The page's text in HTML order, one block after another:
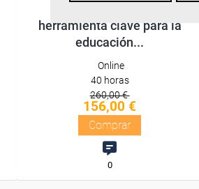
herramienta clave para la
educación...
Online
40 horas
260,00 €
156,00 €
Comprar
0